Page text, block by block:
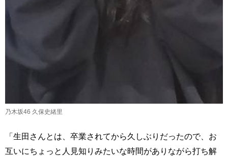
乃木坂46 久保史緒里
「生田さんとは、卒業されてから久しぶりだったので、お
互いにちょっと人見知りみたいな時間がありながら打ち解